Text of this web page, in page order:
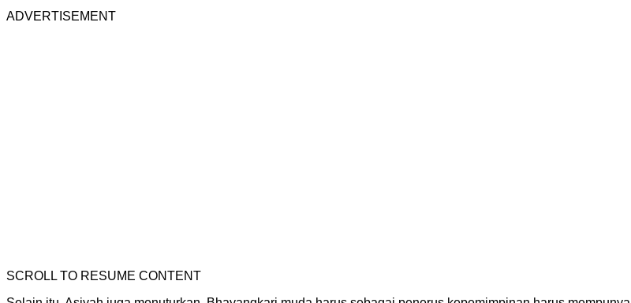
ADVERTISEMENT
SCROLL TO RESUME CONTENT